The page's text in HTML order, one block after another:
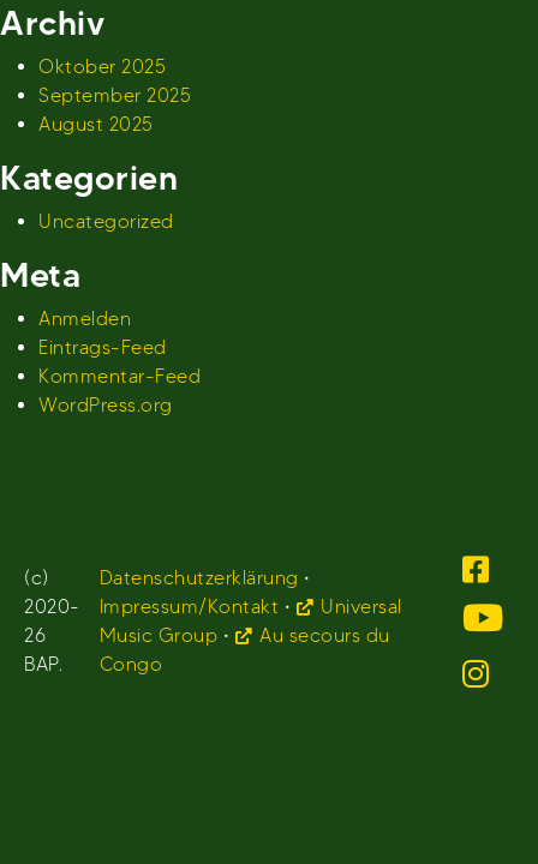
Archiv
Oktober 2025
September 2025
August 2025
Kategorien
Uncategorized
Meta
Anmelden
Eintrags-Feed
Kommentar-Feed
WordPress.org
(c)
2020-
26
BAP.
Datenschutzerklärung •
Impressum/Kontakt •
Universal
Music Group •
Au secours du
Congo